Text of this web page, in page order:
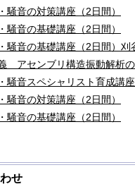
音の対策講座（2日間）
音の基礎講座（2日間）
騒音の基礎講座（2日間）刈
アセンブリ構造振動解析
騒音スペシャリスト育成講
音の対策講座（2日間）
音の基礎講座（2日間）
せ